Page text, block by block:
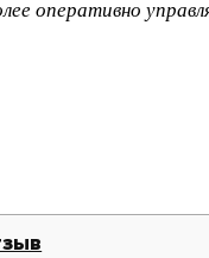
оперативно